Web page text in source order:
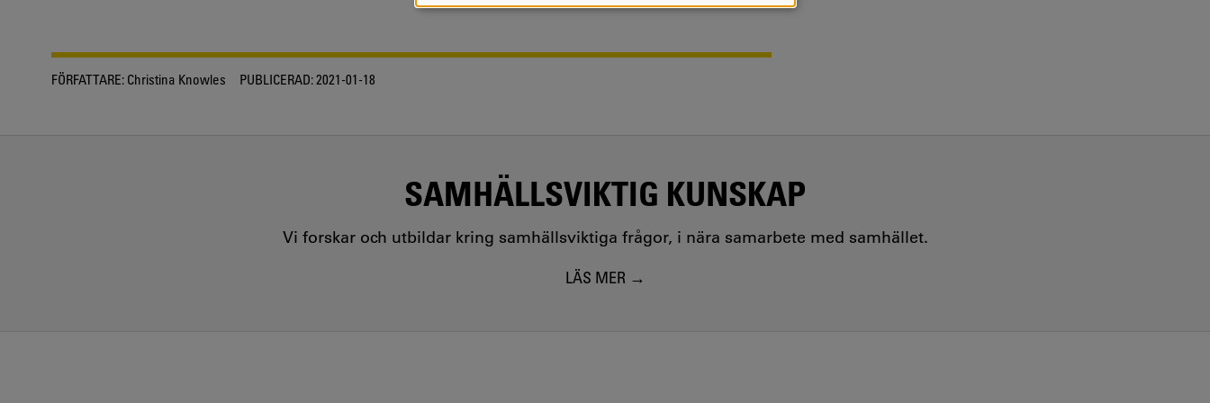
FÖRFATTARE: Christina Knowles PUBLICERAD:2021-01-18
SAMHÄLLSVIKTIG KUNSKAP
Vi forskar och utbildar kring samhällsviktiga frågor, i nära samarbete med samhället.
LÄS MER